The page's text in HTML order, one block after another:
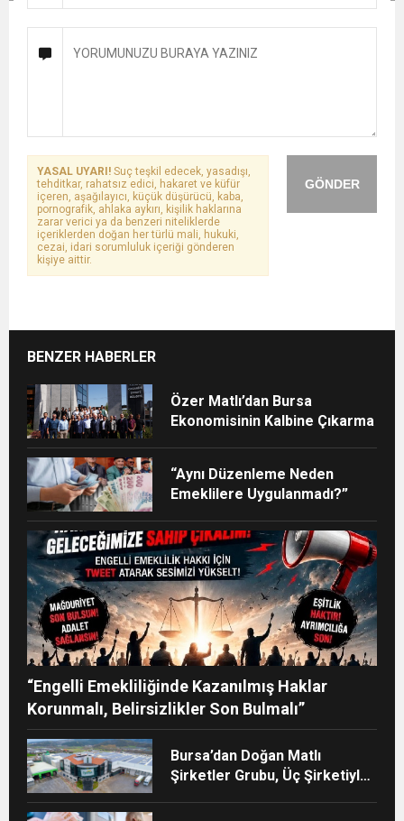
GÖNDER
YASAL UYARI! Suç teşkil edecek, yasadışı,
tehditkar, rahatsız edici, hakaret ve küfür
içeren, aşağılayıcı, küçük düşürücü, kaba,
pornografik, ahlaka aykırı, kişilik haklarına
zarar verici ya da benzeri niteliklerde
içeriklerden doğan her türlü mali, hukuki,
cezai, idari sorumluluk içeriği gönderen
kişiye aittir.
BENZER HABERLER
Özer Matlı’dan Bursa
Ekonomisinin Kalbine Çıkarma
“Aynı Düzenleme Neden
Emeklilere Uygulanmadı?”
“Engelli Emekliliğinde Kazanılmış Haklar
Korunmalı, Belirsizlikler Son Bulmalı”
Bursa’dan Doğan Matlı
Şirketler Grubu, Üç Şirketiyle